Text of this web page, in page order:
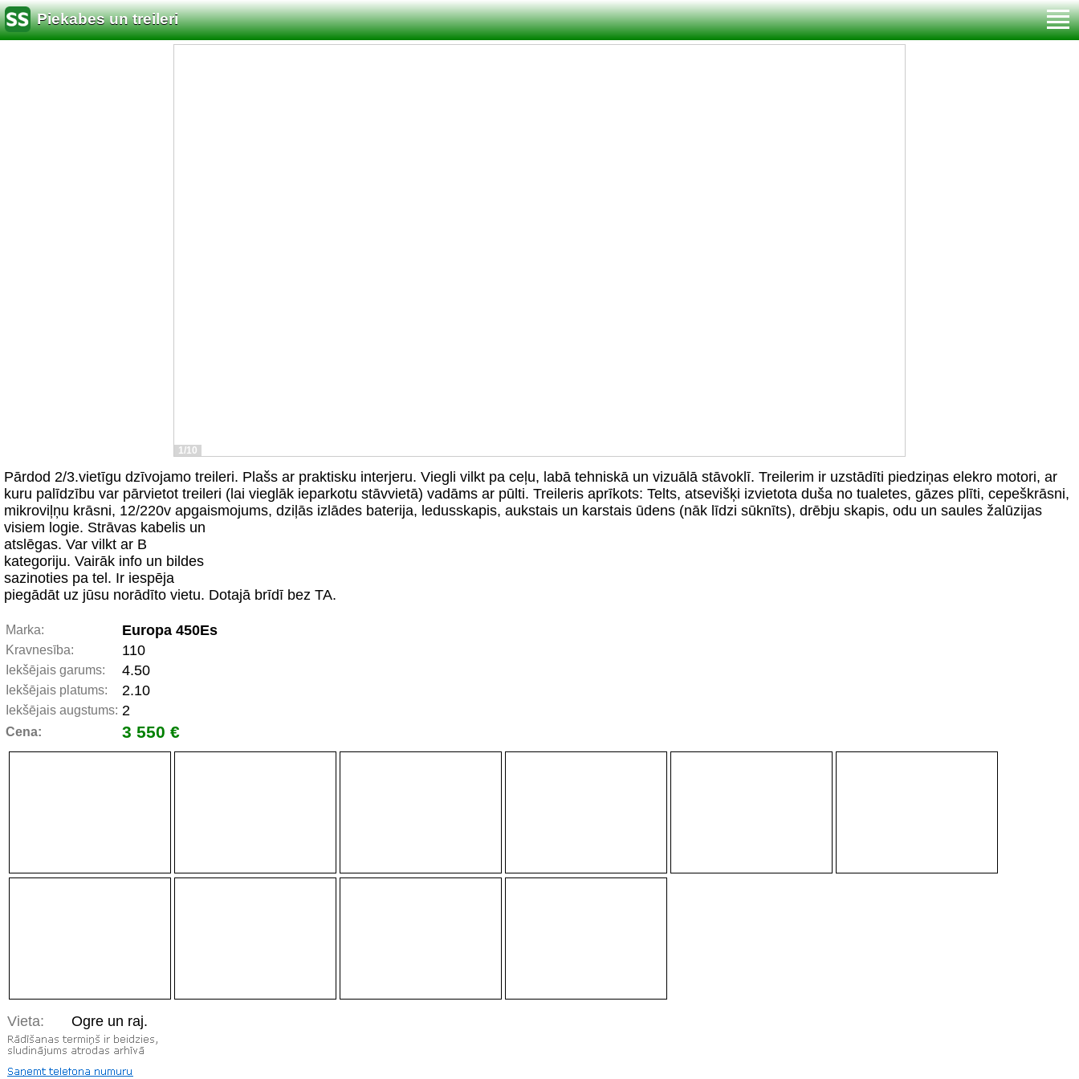
Piekabes un treileri
1/10
Pārdod 2/3.vietīgu dzīvojamo treileri. Plašs ar praktisku interjeru. Viegli vilkt pa ceļu, labā tehniskā un vizuālā stāvoklī. Treilerim ir uzstādīti piedziņas elekro motori, ar
kuru palīdzību var pārvietot treileri (lai vieglāk ieparkotu stāvvietā) vadāms ar pūlti. Treileris aprīkots: Telts, atsevišķi izvietota duša no tualetes, gāzes plīti, cepeškrāsni,
mikroviļņu krāsni, 12/220v apgaismojums, dziļās izlādes baterija, ledusskapis, aukstais un karstais ūdens (nāk līdzi sūknīts), drēbju skapis, odu un saules žalūzijas
visiem logie. Strāvas kabelis un
atslēgas. Var vilkt ar B
kategoriju. Vairāk info un bildes
sazinoties pa tel. Ir iespēja
piegādāt uz jūsu norādīto vietu. Dotajā brīdī bez TA.
Marka: Europa 450Es
Kravnesība: 110
Iekšējais garums: 4.50
Iekšējais platums: 2.10
Iekšējais augstums: 2
Cena: 3 550 €
Vieta: Ogre un raj.